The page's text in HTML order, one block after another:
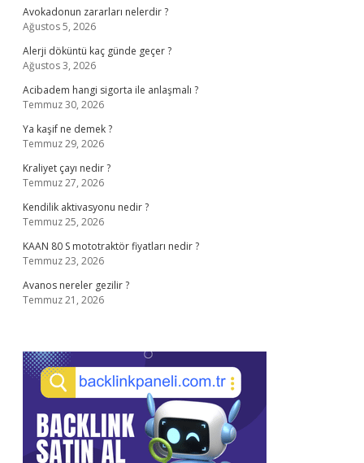
Avokadonun zararları nelerdir ?
Ağustos 5, 2026
Alerji döküntü kaç günde geçer ?
Ağustos 3, 2026
Acibadem hangi sigorta ile anlaşmalı ?
Temmuz 30, 2026
Ya kaşif ne demek ?
Temmuz 29, 2026
Kraliyet çayı nedir ?
Temmuz 27, 2026
Kendilik aktivasyonu nedir ?
Temmuz 25, 2026
KAAN 80 S mototraktör fiyatları nedir ?
Temmuz 23, 2026
Avanos nereler gezilir ?
Temmuz 21, 2026